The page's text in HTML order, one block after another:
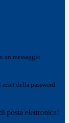
un messaggio
della password
posta elettronica!